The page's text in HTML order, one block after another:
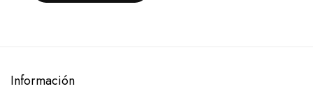
Información